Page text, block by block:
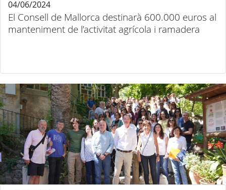
El Consell de Mallorca destinarà 600.000 euros al
manteniment de l’activitat agrícola i ramadera
04/06/2024